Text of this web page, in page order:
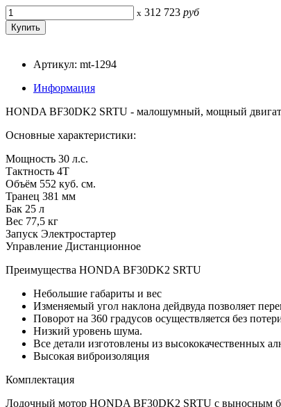
x 312 723 руб
Артикул: mt-1294
Информация
HONDA BF30DK2 SRTU - малошумный, мощный
Основные характеристики:
Мощность 30 л.с.
Тактность 4Т
Объём 552 куб. см.
Транец 381 мм
Бак 25 л
Вес 77,5 кг
Запуск Электростартер
Управление Дистанционное
Преимущества HONDA BF30DK2 SRTU
Небольшие габариты и вес
Изменяемый угол наклона дейдвуда позволяет
Поворот на 360 градусов осуществляется без
Низкий уровень шума.
Все детали изготовлены из высококачественных
Высокая виброизоляция
Комплектация
Лодочный мотор HONDA BF30DK2 SRTU с выносным